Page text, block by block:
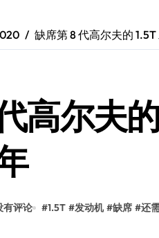
折叠时尚，一瞬惊艳
裂！定制主题潮翻全场
缺席第 8 代高尔夫的
高尔夫
有评论 #1.5T #发动机 #缺席 #还